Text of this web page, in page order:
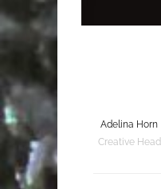
Adelina Horn
Creative Head